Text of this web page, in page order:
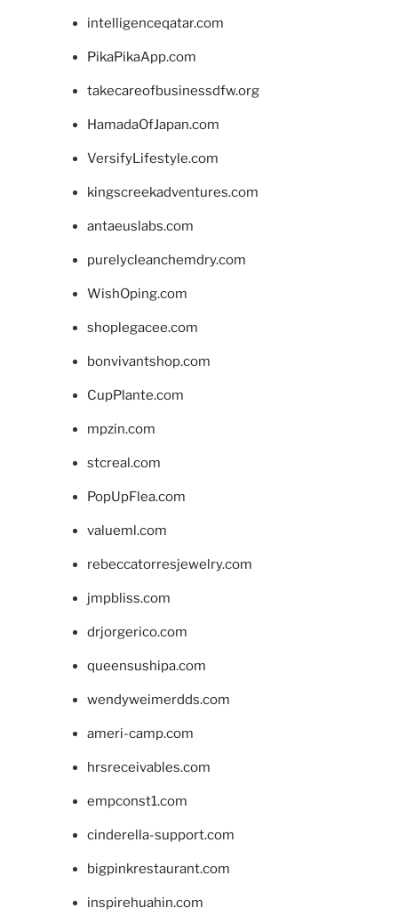
intelligenceqatar.com
PikaPikaApp.com
takecareofbusinessdfw.org
HamadaOfJapan.com
VersifyLifestyle.com
kingscreekadventures.com
antaeuslabs.com
purelycleanchemdry.com
WishOping.com
shoplegacee.com
bonvivantshop.com
CupPlante.com
mpzin.com
stcreal.com
PopUpFlea.com
valueml.com
rebeccatorresjewelry.com
jmpbliss.com
drjorgerico.com
queensushipa.com
wendyweimerdds.com
ameri-camp.com
hrsreceivables.com
empconst1.com
cinderella-support.com
bigpinkrestaurant.com
inspirehuahin.com